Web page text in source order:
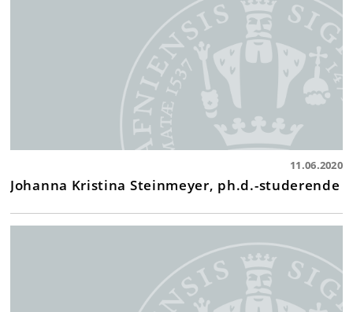
11.06.2020
Johanna Kristina Steinmeyer, ph.d.-studerende